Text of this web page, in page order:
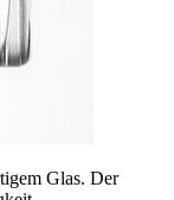
Glas. Der